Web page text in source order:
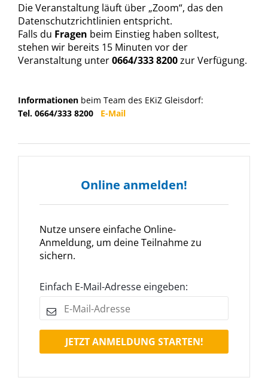
Die Veranstaltung läuft über „Zoom“, das den
Datenschutzrichtlinien entspricht.
Falls du Fragen beim Einstieg haben solltest,
stehen wir bereits 15 Minuten vor der
Veranstaltung unter0664/333 8200zur Verfügung.
Informationen beim Team des EKiZ Gleisdorf:
Tel. 0664/333 8200 E-Mail
Online anmelden!
Nutze unsere einfache Online-
Anmeldung, um deine Teilnahme zu
sichern.
Einfach E-Mail-Adresse eingeben:
JETZT ANMELDUNG STARTEN!